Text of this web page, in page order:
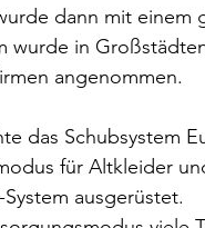
dann mit einem
wurde in
angenommen.
das Schubsystem
für Altkleider
ausgerüstet.